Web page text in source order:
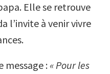
Elle se retrouve
l’invite à venir vivre
message : « Pour les